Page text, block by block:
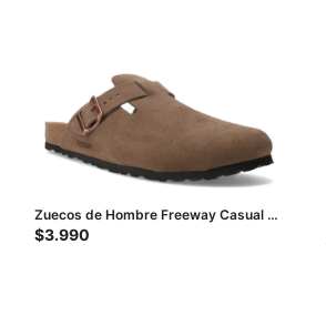
Zuecos de Hombre Freeway Casual 1
Hebilla - Taupe
$3.990